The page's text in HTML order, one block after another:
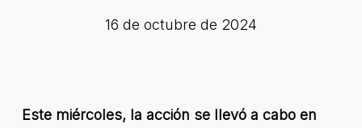
16 de octubre de 2024
Este miércoles, la acción se llevó a cabo en